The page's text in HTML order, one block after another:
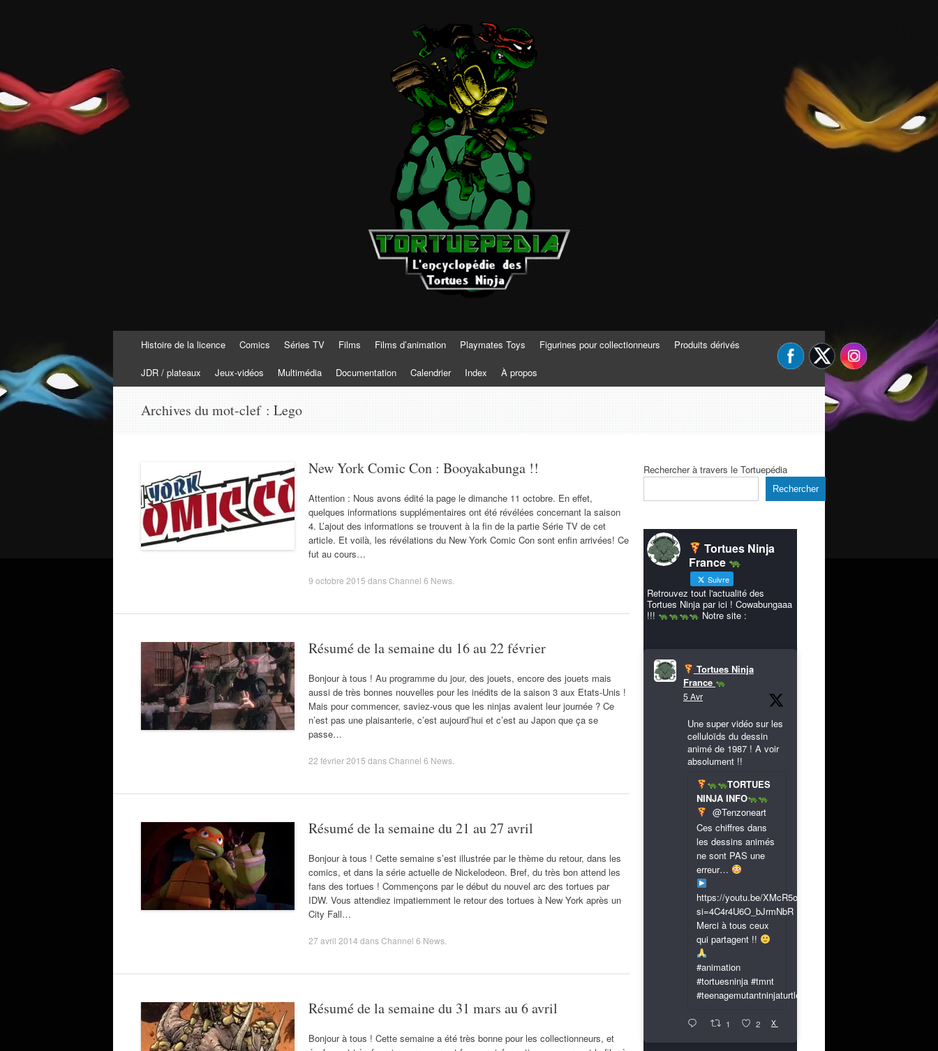
Tortuepédia
L'encyclopédie des Tortues Ninja !
contenu
Histoire de la licence Comics Séries TV Films Films d’animation Playmates Toys Figurines pour collectionneurs Produits dérivés
JDR / plateaux Jeux-vidéos Multimédia Documentation Calendrier Index À propos
Archives du mot-clef : Lego
New York Comic Con : Booyakabunga !!
Attention : Nous avons édité la page le dimanche 11 octobre. En effet,
quelques informations supplémentaires ont été révélées concernant la saison
4. L’ajout des informations se trouvent à la fin de la partie Série TV de cet
article. Et voilà, les révélations du New York Comic Con sont enfin arrivées! Ce
fut au cours…
9 octobre 2015 dansChannel 6 News
Résumé de la semaine du 16 au 22 février
Bonjour à tous ! Au programme du jour, des jouets, encore des jouets mais
aussi de très bonnes nouvelles pour les inédits de la saison 3 aux Etats-Unis !
Mais pour commencer, saviez-vous que les ninjas avaient leur journée ? Ce
n’est pas une plaisanterie, c’est aujourd’hui et c’est au Japon que ça se
passe…
22 février 2015 dansChannel 6 News
Résumé de la semaine du 21 au 27 avril
Bonjour à tous ! Cette semaine s’est illustrée par le thème du retour, dans les
comics, et dans la série actuelle de Nickelodeon. Bref, du très bon attend les
fans des tortues ! Commençons par le début du nouvel arc des tortues par
IDW. Vous attendiez impatiemment le retour des tortues à New York après un
City Fall…
27 avril 2014 dansChannel 6 News
Résumé de la semaine du 31 mars au 6 avril
Bonjour à tous ! Cette semaine a été très bonne pour les collectionneurs, et
Rechercher à travers le Tortuepédia
Rechercher
Tortues Ninja
France
Suivre
Retrouvez tout l'actualité des
Tortues Ninja par ici ! Cowabungaaa
!!!
Notre site :
Tortues Ninja
France
5 Avr
Une super vidéo sur les
celluloïds du dessin
animé de 1987 ! A voir
absolument !!
TORTUES
NINJA INFO
@Tenzoneart
Ces chiffres dans
les dessins animés
ne sont PAS une
erreur…
https://youtu.be/XMcR5or9N8A?
si=4C4r4U6O_bJrmNbR
Merci à tous ceux
qui partagent !!
#animation
#tortuesninja #tmnt
#teenagemutantninjaturtles
1 2 X